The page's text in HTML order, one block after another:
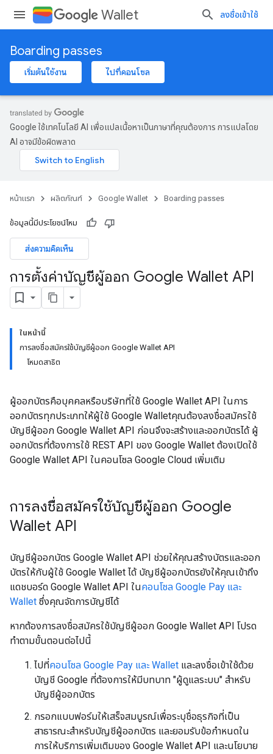
Wallet ลงชื่อเข้าใช้
Boarding passes
เริ่มต้นใช้งาน ไปที่คอนโซล
Google ใช้เทคโนโลยี AI เพื่อแปลเนื้อหาเป็นภาษาที่คุณต้องการ การแปลโดย
AI อาจมีข้อผิดพลาด
หน้าแรก ผลิตภัณฑ์ Google Wallet Boarding passes
ข้อมูลนี้มีประโยชน์ไหม
ส่งความคิดเห็น
การตั้งค่าบัญชีผู้ออก Google Wallet API
ในหน้านี้
การลงชื่อสมัครใช้บัญชีผู้ออก Google Wallet API
โหมดสาธิต
ผู้ออกบัตรคือบุคคลหรือบริษัทที่ใช้ Google Wallet API ในการ
ออกบัตรทุกประเภทให้ผู้ใช้ Google Walletคุณต้องลงชื่อสมัครใช้
บัญชีผู้ออก Google Wallet API ก่อนจึงจะสร้างและออกบัตรได้ ผู้
ออกบัตรที่ต้องการใช้ REST API ของ Google Wallet ต้องเปิดใช้
Google Wallet API ในคอนโซล Google Cloud เพิ่มเติม
การลงชื่อสมัครใช้บัญชีผู้ออก Google
Wallet API
บัญชีผู้ออกบัตร Google Wallet API ช่วยให้คุณสร้างบัตรและออก
บัตรให้กับผู้ใช้ Google Wallet ได้ บัญชีผู้ออกบัตรยังให้คุณเข้าถึง
แดชบอร์ด Google Wallet API ในคอนโซล Google Pay และ
Wallet ซึ่งคุณจัดการบัญชีได้
หากต้องการลงชื่อสมัครใช้บัญชีผู้ออก Google Wallet API โปรด
ทำตามขั้นตอนต่อไปนี้
ไปที่คอนโซล Google Pay และ Wallet และลงชื่อเข้าใช้ด้วย
บัญชี Google ที่ต้องการให้มีบทบาท "ผู้ดูแลระบบ" สำหรับ
บัญชีผู้ออกบัตร
กรอกแบบฟอร์มให้เสร็จสมบูรณ์เพื่อระบุชื่อธุรกิจที่เป็น
สาธารณะสำหรับบัญชีผู้ออกบัตร และยอมรับข้อกำหนดใน
การให้บริการเพิ่มเติมของ Google Wallet API และนโยบาย